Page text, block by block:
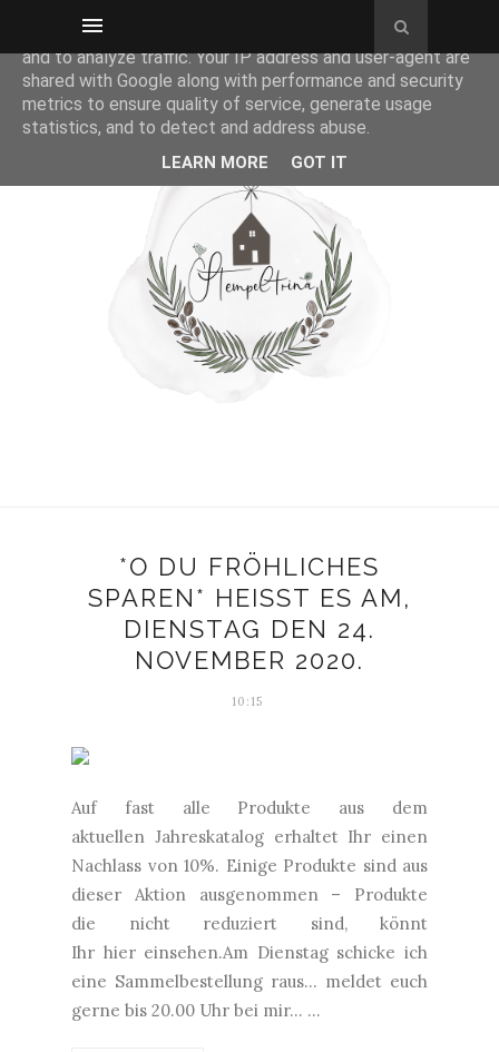
*O DU FRÖHLICHES
SPAREN* HEISST ES AM, D
IENSTAG DEN 24. N
OVEMBER 2020.
10:15
Auf fast alle Produkte aus dem
aktuellen Jahreskatalog erhaltet Ihr einen
Nachlass von 10%. Einige Produkte sind aus
dieser Aktion ausgenommen – Produkte
die nicht reduziert sind, könnt
Ihr hier einsehen.Am Dienstag schicke ich
eine Sammelbestellung raus... meldet euch
gerne bis 20.00 Uhr bei mir... ...
This site uses cookies from Google to deliver its services
and to analyze traffic. Your IP address and user-agent are
shared with Google along with performance and security
metrics to ensure quality of service, generate usage
statistics, and to detect and address abuse.
LEARN MORE GOT IT